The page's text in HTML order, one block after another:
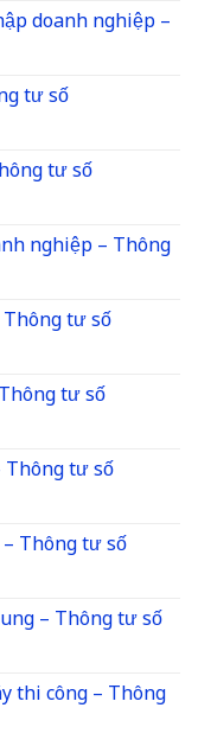
doanh nghiệp –
tư số
tư số
nghiệp – Thông
tư số
tư số
Thông tư số
Thông tư số
– Thông tư số
thi công – Thông